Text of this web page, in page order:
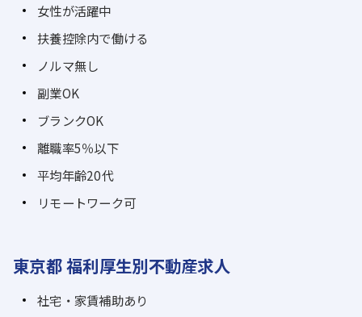
女性が活躍中
扶養控除内で働ける
ノルマ無し
副業OK
ブランクOK
離職率5％以下
平均年齢20代
リモートワーク可
東京都 福利厚生別不動産求人
社宅・家賃補助あり